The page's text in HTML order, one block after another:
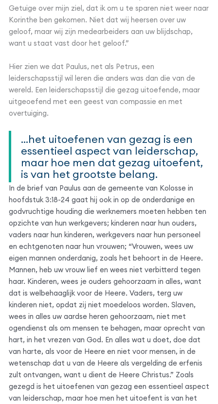
Getuige over mijn ziel, dat ik om u te sparen niet weer naar
Korinthe ben gekomen. Niet dat wij heersen over uw
geloof, maar wij zijn medearbeiders aan uw blijdschap,
want u staat vast door het geloof.”
Hier zien we dat Paulus, net als Petrus, een
leiderschapsstijl wil leren die anders was dan die van de
wereld. Een leiderschapsstijl die gezag uitoefende, maar
uitgeoefend met een geest van compassie en met
overtuiging.
...het uitoefenen van gezag is een
essentieel aspect van leiderschap,
maar hoe men dat gezag uitoefent,
is van het grootste belang.
In de brief van Paulus aan de gemeente van Kolosse in
hoofdstuk 3:18-24 gaat hij ook in op de onderdanige en
godvruchtige houding die werknemers moeten hebben ten
opzichte van hun werkgevers; kinderen naar hun ouders,
vaders naar hun kinderen, werkgevers naar hun personeel
en echtgenoten naar hun vrouwen; “Vrouwen, wees uw
eigen mannen onderdanig, zoals het behoort in de Heere.
Mannen, heb uw vrouw lief en wees niet verbitterd tegen
haar. Kinderen, wees je ouders gehoorzaam in alles, want
dat is welbehaaglijk voor de Heere. Vaders, terg uw
kinderen niet, opdat zij niet moedeloos worden. Slaven,
wees in alles uw aardse heren gehoorzaam, niet met
ogendienst als om mensen te behagen, maar oprecht van
hart, in het vrezen van God. En alles wat u doet, doe dat
van harte, als voor de Heere en niet voor mensen, in de
wetenschap dat u van de Heere als vergelding de erfenis
zult ontvangen, want u dient de Heere Christus.” Zoals
gezegd is het uitoefenen van gezag een essentieel aspect
van leiderschap, maar hoe men het uitoefent is van het